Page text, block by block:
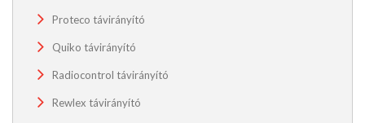
Proteco távirányító
Quiko távirányító
Radiocontrol távirányító
Rewlex távirányító